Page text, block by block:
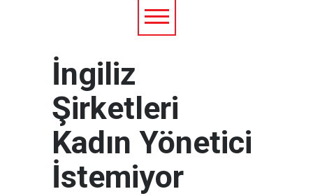
İngiliz
Şirketleri
Kadın Yönetici
İstemiyor